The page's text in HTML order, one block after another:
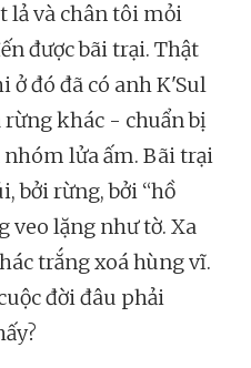
lả và chân tôi mỏi
được bãi trại. Thật
ở đó đã có anh K'Sul
khác - chuẩn bị
lửa ấm. Bãi trại
bởi rừng, bởi “hồ
veo lặng như tờ. Xa
trắng xoá hùng vĩ.
đời đâu phải